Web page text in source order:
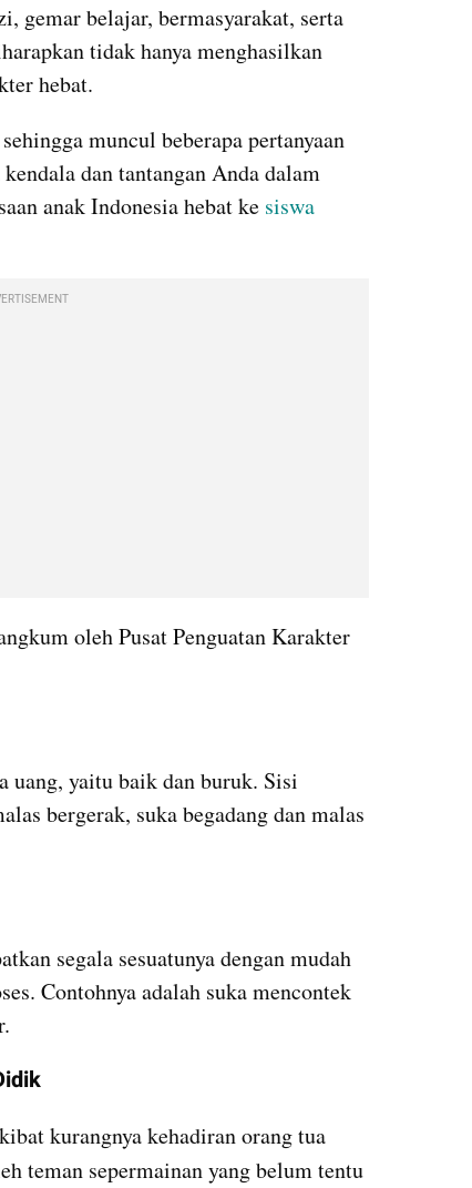
gemar belajar, bermasyarakat, serta
tidak hanya menghasilkan
hebat.
muncul beberapa pertanyaan
dan tantangan Anda dalam
anak Indonesia hebat ke siswa
oleh Pusat Penguatan Karakter
uang, yaitu baik dan buruk. Sisi
bergerak, suka begadang dan malas
segala sesuatunya dengan mudah
Contohnya adalah suka mencontek
kurangnya kehadiran orang tua
teman sepermainan yang belum tentu